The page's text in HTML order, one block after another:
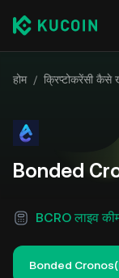
होम / क्रिप्टोकरेंसी कैसे
Bonded
BCRO लाइव
Bonded